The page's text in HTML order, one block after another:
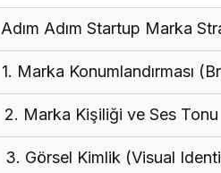
Adım Adım Startup Marka
1. Marka Konumlandırması
2. Marka Kişiliği ve Ses
3. Görsel Kimlik (Visual